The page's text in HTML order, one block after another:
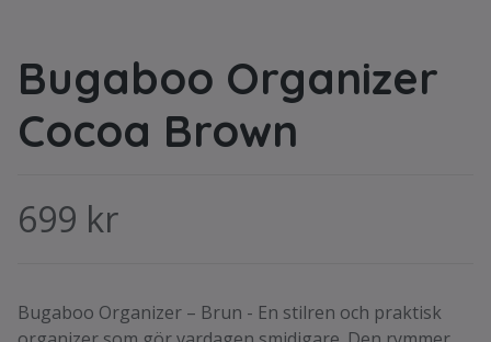
Bugaboo Organizer
Cocoa Brown
699 kr
Bugaboo Organizer – Brun - En stilren och praktisk